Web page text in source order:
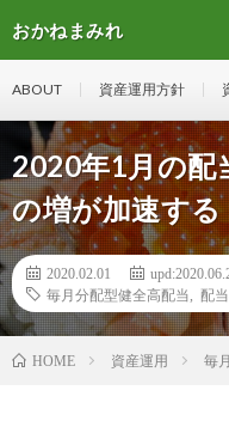
おかねまみれ
ABOUT 資産運用方針
2020年1月の配
の増が加速す
2020.02.01
毎月分配型健全高配当
配
HOME 資産運用 毎